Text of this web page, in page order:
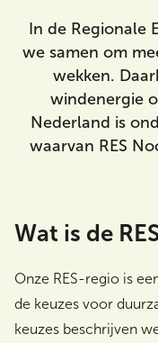
Meta Menu
In de Regionale
we samen om
wekken.
windenergie
Nederland is
waarvan RES
Wat is de
Onze RES-regio is
de keuzes voor
keuzes beschrijven